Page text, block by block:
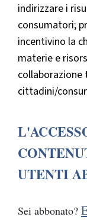
indirizzare i
consumatori;
incentivino la
materie e
collaborazione
cittadini/
UTENTI
Sei abbonato?